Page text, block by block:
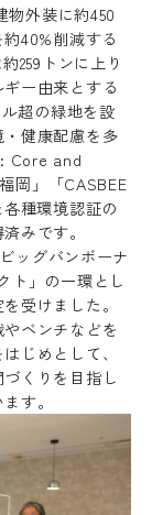
物外装に約450
40%削減する
259トンに上り
ー由来とする
超の緑地を設
健康配慮を多
Core and
岡」「CASBEE
種環境認証の
みです。
ッグバンボーナ
ト」の一環とし
受けました。
ベンチなどを
じめとして、
くりを目指し
す。